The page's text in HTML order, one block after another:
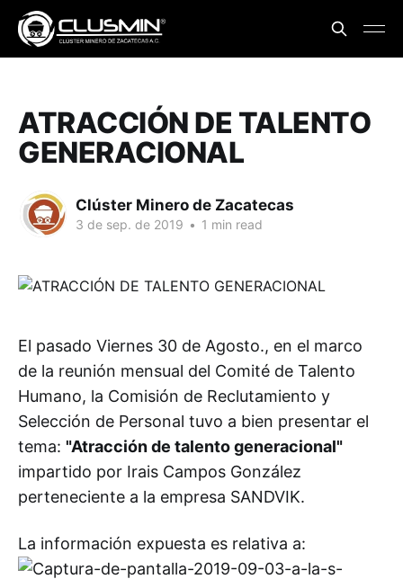
ATRACCIÓN DE TALENTO
GENERACIONAL
Clúster Minero de Zacatecas
3 de sep. de 2019 • 1 min read
El pasado Viernes 30 de Agosto., en el marco
de la reunión mensual del Comité de Talento
Humano, la Comisión de Reclutamiento y
Selección de Personal tuvo a bien presentar el
tema: "Atracción de talento generacional"
impartido por Irais Campos González
perteneciente a la empresa SANDVIK.
La información expuesta es relativa a: